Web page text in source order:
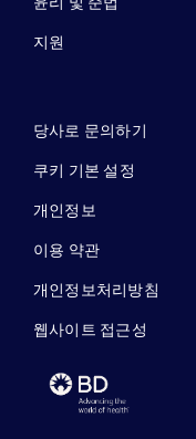
지원
당사로 문의하기
쿠키 기본 설정
개인정보
이용 약관
개인정보처리방침
웹사이트 접근성